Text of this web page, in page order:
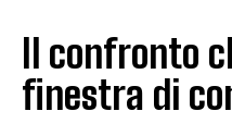
Il confronto
finestra di